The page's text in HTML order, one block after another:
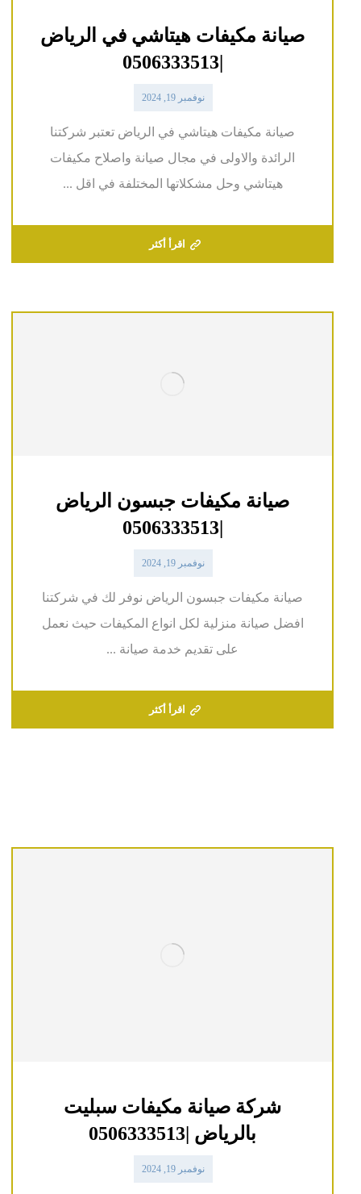
صيانة مكيفات هيتاشي في الرياض
|0506333513
نوفمبر 19, 2024
صيانة مكيفات هيتاشي في الرياض تعتبر شركتنا
الرائدة والاولى في مجال صيانة واصلاح مكيفات
هيتاشي وحل مشكلاتها المختلفة في اقل ...
اقرأ أكثر
صيانة مكيفات جبسون الرياض
|0506333513
نوفمبر 19, 2024
صيانة مكيفات جبسون الرياض نوفر لك في شركتنا
افضل صيانة منزلية لكل انواع المكيفات حيث نعمل
على تقديم خدمة صيانة ...
اقرأ أكثر
شركة صيانة مكيفات سبليت
بالرياض |0506333513
نوفمبر 19, 2024